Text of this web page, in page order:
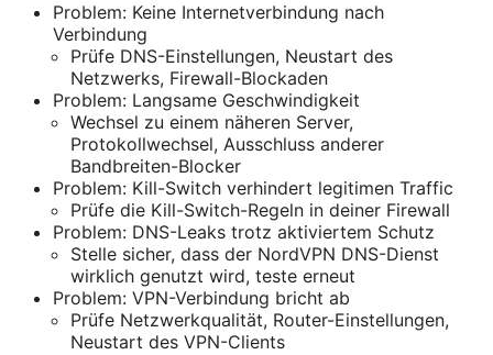
Problem: Keine Internetverbindung nach
Verbindung
Prüfe DNS-Einstellungen, Neustart des
Netzwerks, Firewall-Blockaden
Problem: Langsame Geschwindigkeit
Wechsel zu einem näheren Server,
Protokollwechsel, Ausschluss anderer
Bandbreiten-Blocker
Problem: Kill-Switch verhindert legitimen Traffic
Prüfe die Kill-Switch-Regeln in deiner Firewall
Problem: DNS-Leaks trotz aktiviertem Schutz
Stelle sicher, dass der NordVPN DNS-Dienst
wirklich genutzt wird, teste erneut
Problem: VPN-Verbindung bricht ab
Prüfe Netzwerkqualität, Router-Einstellungen,
Neustart des VPN-Clients